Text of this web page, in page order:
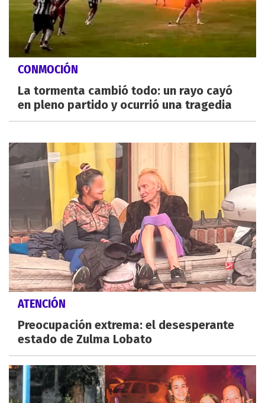
CONMOCIÓN
La tormenta cambió todo: un rayo cayó
en pleno partido y ocurrió una tragedia
ATENCIÓN
Preocupación extrema: el desesperante
estado de Zulma Lobato